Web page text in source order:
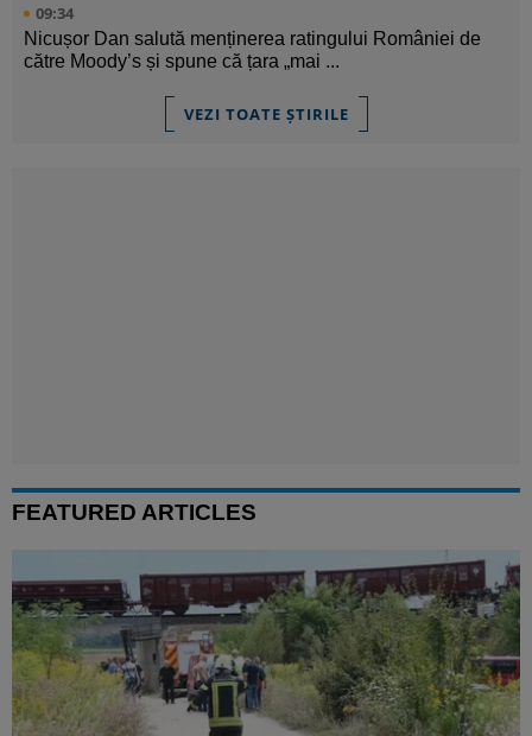
09:34
Nicușor Dan salută menținerea ratingului României de
către Moody’s și spune că țara „mai ...
VEZI TOATE ȘTIRILE
FEATURED ARTICLES